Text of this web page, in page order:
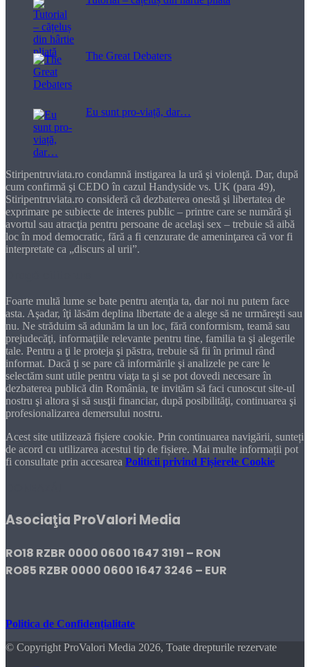
The Great Debaters
Eu sunt pro-viață, dar…
Stiripentruviata.ro condamnă instigarea la ură şi violenţă. Dar, după
cum confirmă şi CEDO în cazul Handyside vs. UK (para 49),
Stiripentruviata.ro consideră că dezbaterea onestă şi libertatea de
exprimare pe subiecte de interes public – printre care se numără şi
avortul sau atracţia pentru persoane de acelaşi sex – trebuie să aibă
loc în mod democratic, fără a fi cenzurate de ameninţarea că vor fi
interpretate ca „discurs al urii”.
Foarte multă lume se bate pentru atenţia ta, dar noi nu putem face
asta. Aşadar, îţi lăsăm deplina libertate de a alege să ne urmăreşti sau
nu. Ne străduim să adunăm la un loc, fără conformism, teamă sau
prejudecăţi, informaţiile relevante pentru tine, familia ta şi alegerile
tale. Pentru a ţi le proteja şi păstra, trebuie să fii în primul rând
informat. Dacă ţi se pare că informările şi analizele pe care le
selectăm sunt utile pentru viaţa ta şi se pot dovedi necesare în
dezbaterea publică din România, te invităm să faci cunoscut site-ul
nostru şi altora şi să susţii financiar, după posibilităţi, continuarea şi
profesionalizarea demersului nostru.
Acest site utilizează fișiere cookie. Prin continuarea navigării, sunteți
de acord cu utilizarea acestui tip de fișiere. Mai multe informații pot
fi consultate prin accesarea Politicii privind Fișierele Cookie
Asociaţia ProValori Media
RO18 RZBR 0000 0600 1647 3191 – RON
RO85 RZBR 0000 0600 1647 3246 – EUR
Politica de Confidențialitate
© Copyright ProValori Media 2026, Toate drepturile rezervate